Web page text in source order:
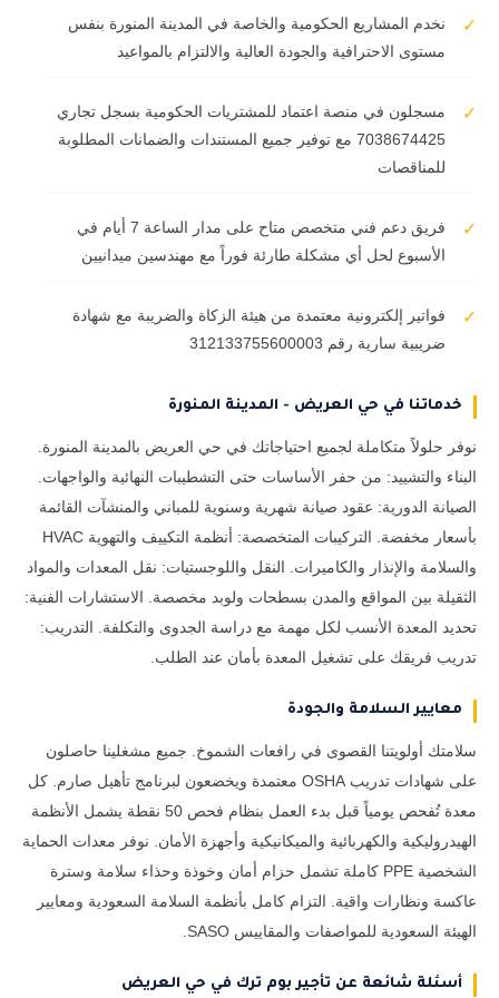
✓
نخدم المشاريع الحكومية والخاصة في المدينة المنورة بنفس
مستوى الاحترافية والجودة العالية والالتزام بالمواعيد
✓
مسجلون في منصة اعتماد للمشتريات الحكومية بسجل تجاري
7038674425 مع توفير جميع المستندات والضمانات المطلوبة
للمناقصات
✓
فريق دعم فني متخصص متاح على مدار الساعة 7 أيام في
الأسبوع لحل أي مشكلة طارئة فوراً مع مهندسين ميدانيين
✓
فواتير إلكترونية معتمدة من هيئة الزكاة والضريبة مع شهادة
ضريبية سارية رقم 312133755600003
خدماتنا في حي العريض - المدينة المنورة
نوفر حلولاً متكاملة لجميع احتياجاتك في حي العريض بالمدينة المنورة.
البناء والتشييد: من حفر الأساسات حتى التشطيبات النهائية والواجهات.
الصيانة الدورية: عقود صيانة شهرية وسنوية للمباني والمنشآت القائمة
بأسعار مخفضة. التركيبات المتخصصة: أنظمة التكييف والتهوية HVAC
والسلامة والإنذار والكاميرات. النقل واللوجستيات: نقل المعدات والمواد
الثقيلة بين المواقع والمدن بسطحات ولوبد مخصصة. الاستشارات الفنية:
تحديد المعدة الأنسب لكل مهمة مع دراسة الجدوى والتكلفة. التدريب:
تدريب فريقك على تشغيل المعدة بأمان عند الطلب.
معايير السلامة والجودة
سلامتك أولويتنا القصوى في رافعات الشموخ. جميع مشغلينا حاصلون
على شهادات تدريب OSHA معتمدة ويخضعون لبرنامج تأهيل صارم. كل
معدة تُفحص يومياً قبل بدء العمل بنظام فحص 50 نقطة يشمل الأنظمة
الهيدروليكية والكهربائية والميكانيكية وأجهزة الأمان. نوفر معدات الحماية
الشخصية PPE كاملة تشمل حزام أمان وخوذة وحذاء سلامة وسترة
عاكسة ونظارات واقية. التزام كامل بأنظمة السلامة السعودية ومعايير
الهيئة السعودية للمواصفات والمقاييس SASO.
أسئلة شائعة عن تأجير بوم ترك في حي العريض